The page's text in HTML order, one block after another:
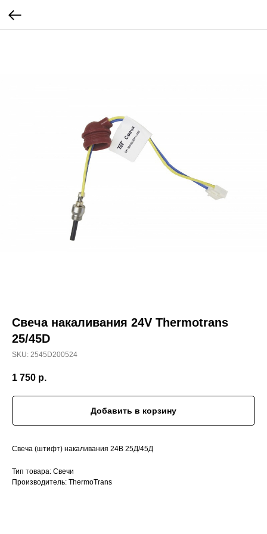
Свеча накаливания 24V Thermotrans
25/45D
SKU: 2545D200524
1 750 р.
Добавить в корзину
Свеча (штифт) накаливания 24В 25Д/45Д
Тип товара: Свечи
Производитель: ThermoTrans